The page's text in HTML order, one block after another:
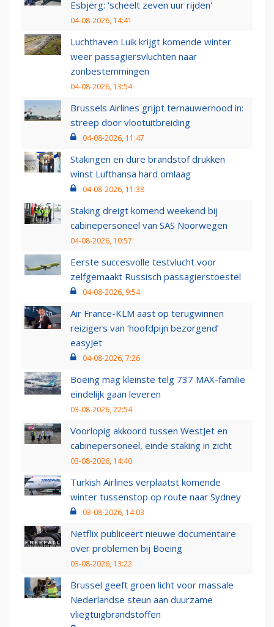
Esbjerg: 'scheelt zeven uur rijden'
04-08-2026, 14:41
Luchthaven Luik krijgt komende winter
weer passagiersvluchten naar
zonbestemmingen
04-08-2026, 13:54
Brussels Airlines grijpt ternauwernood in:
streep door vlootuitbreiding
04-08-2026, 11:47
Stakingen en dure brandstof drukken
winst Lufthansa hard omlaag
04-08-2026, 11:38
Staking dreigt komend weekend bij
cabinepersoneel van SAS Noorwegen
04-08-2026, 10:57
Eerste succesvolle testvlucht voor
zelfgemaakt Russisch passagierstoestel
04-08-2026, 9:54
Air France-KLM aast op terugwinnen
reizigers van ‘hoofdpijn bezorgend’
easyJet
04-08-2026, 7:26
Boeing mag kleinste telg 737 MAX-familie
eindelijk gaan leveren
03-08-2026, 22:54
Voorlopig akkoord tussen WestJet en
cabinepersoneel, einde staking in zicht
03-08-2026, 14:40
Turkish Airlines verplaatst komende
winter tussenstop op route naar Sydney
03-08-2026, 14:03
Netflix publiceert nieuwe documentaire
over problemen bij Boeing
03-08-2026, 13:22
Brussel geeft groen licht voor massale
Nederlandse steun aan duurzame
vliegtuigbrandstoffen